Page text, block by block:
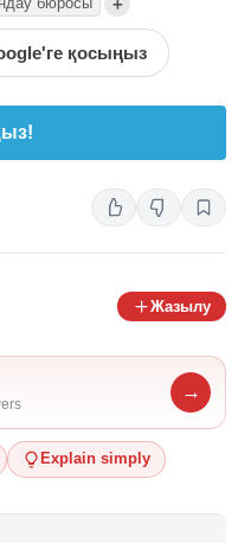
қосыңыз
Жазылу
→
Explain simply